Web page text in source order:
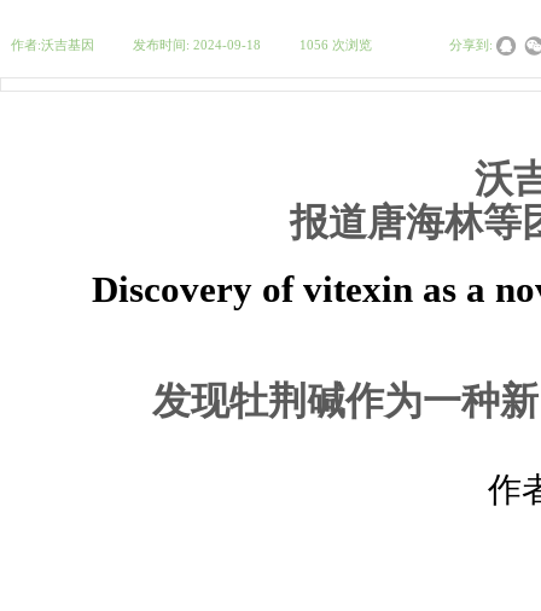
作者:沃吉基因 发布时间: 2024-09-18 1056 次浏览 分享到:
沃
报道唐海林等
Discovery of vitexin as a
发现牡荆碱作为一种
作